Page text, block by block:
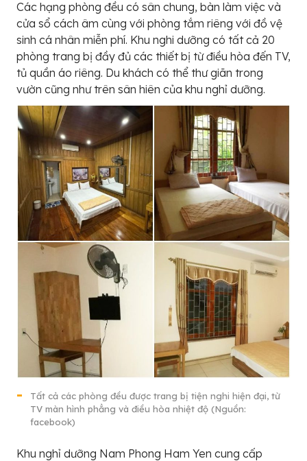
Các hạng phòng đều có sân chung, bàn làm việc và
cửa sổ cách âm cùng với phòng tắm riêng với đồ vệ
sinh cá nhân miễn phí. Khu nghi dưỡng có tất cả 20
phòng trang bị đầy đủ các thiết bị từ điều hòa đến TV,
tủ quần áo riêng. Du khách có thể thư giãn trong
vườn cũng như trên sân hiên của khu nghỉ dưỡng.
Tất cả các phòng đều được trang bị tiện nghi hiện đại, từ
TV màn hình phẳng và điều hòa nhiệt độ (Nguồn:
facebook)
Khu nghỉ dưỡng Nam Phong Ham Yen cung cấp